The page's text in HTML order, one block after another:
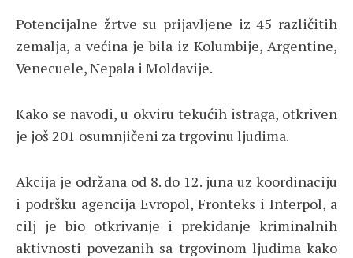
Potencijalne žrtve su prijavljene iz 45 različitih
zemalja, a većina je bila iz Kolumbije, Argentine,
Venecuele, Nepala i Moldavije.
Kako se navodi, u okviru tekućih istraga, otkriven
je još 201 osumnjičeni za trgovinu ljudima.
Akcija je održana od 8. do 12. juna uz koordinaciju
i podršku agencija Evropol, Fronteks i Interpol, a
cilj je bio otkrivanje i prekidanje kriminalnih
aktivnosti povezanih sa trgovinom ljudima kako